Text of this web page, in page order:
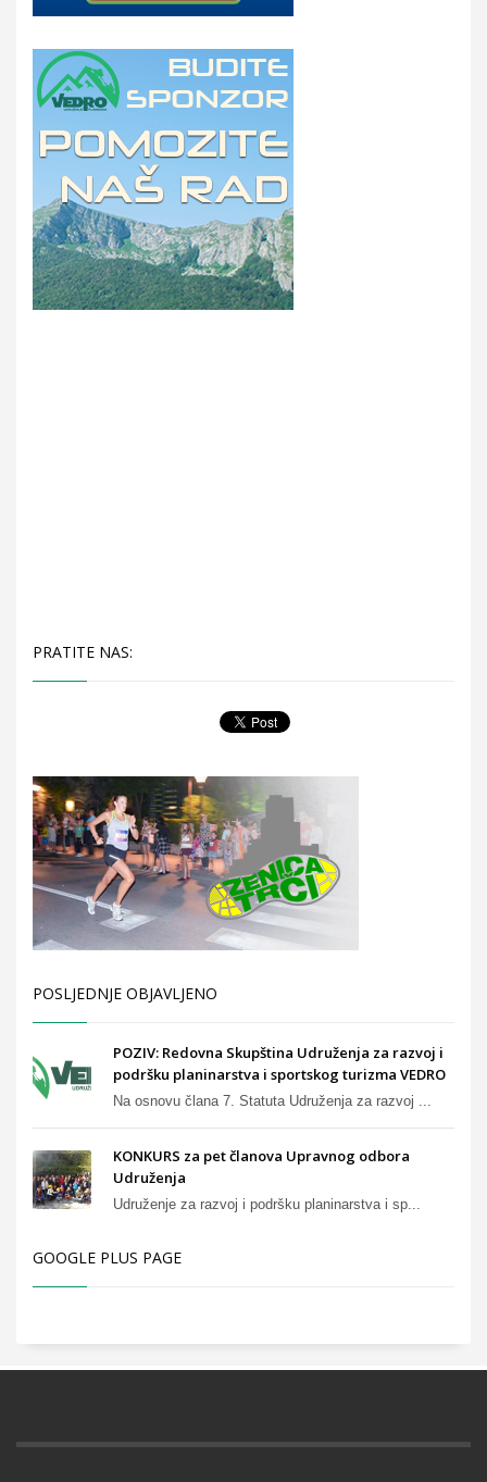
PRATITE NAS:
POSLJEDNJE OBJAVLJENO
POZIV: Redovna Skupština Udruženja za razvoj i
podršku planinarstva i sportskog turizma VEDRO
Na osnovu člana 7. Statuta Udruženja za razvoj ...
KONKURS za pet članova Upravnog odbora
Udruženja
Udruženje za razvoj i podršku planinarstva i sp...
GOOGLE PLUS PAGE